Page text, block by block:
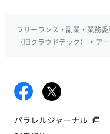
フリーランス・副業・業務
（旧クラウドテック）
> ア
パラレルジャーナル